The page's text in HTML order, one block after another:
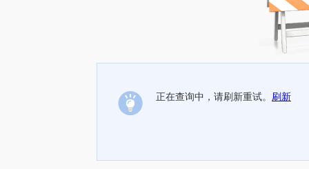
正在查询中，请刷新重试。 刷新